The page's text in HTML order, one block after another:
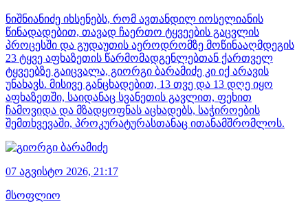
ნიშნიანიძე იხსენებს, რომ ავთანდილ იოსელიანის
წინადადებით, თავად ჩაერთო ტყვეების გაცვლის
პროცესში და გუდაუთის აეროდრომზე მოწინააღმდეგის
23 ტყვე აფხაზეთის წარმომადგენლებთან ქართველ
ტყვეებზე გაიცვალა, გიორგი ბარამიძე კი იქ არავის
უნახავს. მისივე განცხადებით, 13 თვე და 13 დღე იყო
აფხაზეთში, საიდანაც სვანეთის გავლით, ფეხით
ჩამოვიდა და მზადყოფნას აცხადებს, საჭიროების
შემთხვევაში, პროკურატურასთანაც ითანამშრომლოს.
07 აგვისტო 2026, 21:17
მსოფლიო